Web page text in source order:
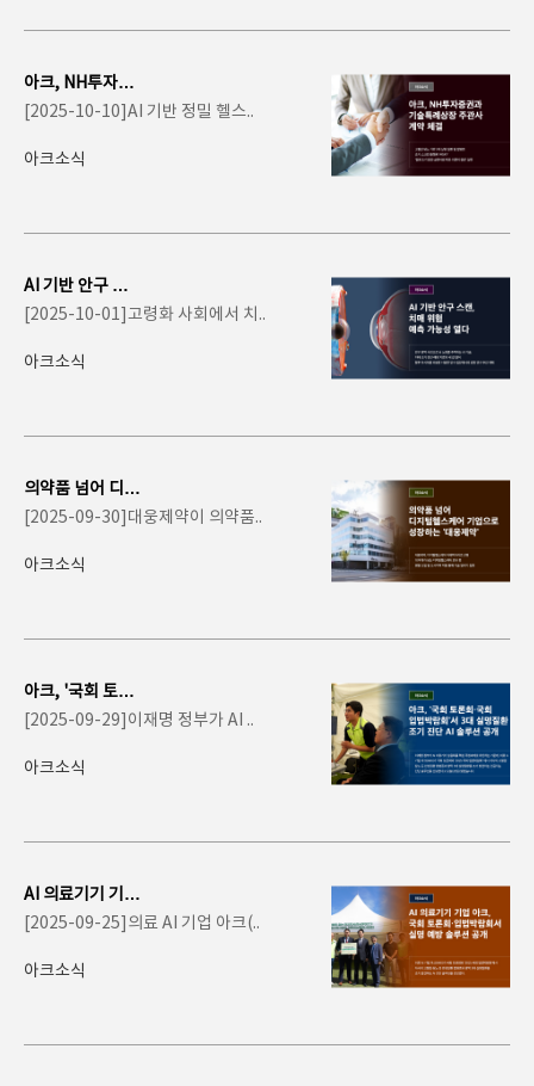
아크, NH투자증
권과 기술특례상
장 주관사 계약 체
결
[2025-10-10]AI 기반 정밀 헬스..
아크소식
AI 기반 안구 스
캔, 치매 위험 예
측 가능성 열다
[2025-10-01]고령화 사회에서 치..
아크소식
의약품 넘어 디지
털헬스케어 기업
으로 성장하는 '..
[2025-09-30]대웅제약이 의약품..
아크소식
아크, '국회 토론
회·국회 입법박람
회'서 3..
[2025-09-29]이재명 정부가 AI ..
아크소식
AI 의료기기 기업
아크, 국회 토론
회·입법박람회서
..
[2025-09-25]의료 AI 기업 아크(..
아크소식